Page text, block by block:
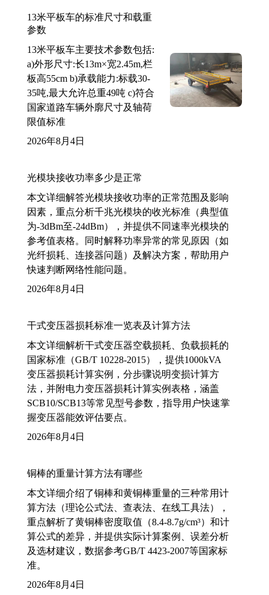
13米平板车的标准尺寸和载重
参数
13米平板车主要技术参数包括:
a)外形尺寸:长13m×宽2.45m,栏
板高55cm b)承载能力:标载30-
35吨,最大允许总重49吨 c)符合
国家道路车辆外廓尺寸及轴荷
限值标准
2026年8月4日
光模块接收功率多少是正常
本文详细解答光模块接收功率的正常范围及影响
因素，重点分析千兆光模块的收光标准（典型值
为-3dBm至-24dBm），并提供不同速率光模块的
参考值表格。同时解释功率异常的常见原因（如
光纤损耗、连接器问题）及解决方案，帮助用户
快速判断网络性能问题。
2026年8月4日
干式变压器损耗标准一览表及计算方法
本文详细解析干式变压器空载损耗、负载损耗的
国家标准（GB/T 10228-2015），提供1000kVA
变压器损耗计算实例，分步骤说明变损计算方
法，并附电力变压器损耗计算实例表格，涵盖
SCB10/SCB13等常见型号参数，指导用户快速掌
握变压器能效评估要点。
2026年8月4日
铜棒的重量计算方法有哪些
本文详细介绍了铜棒和黄铜棒重量的三种常用计
算方法（理论公式法、查表法、在线工具法），
重点解析了黄铜棒密度取值（8.4-8.7g/cm³）和计
算公式的差异，并提供实际计算案例、误差分析
及选材建议，数据参考GB/T 4423-2007等国家标
准。
2026年8月4日